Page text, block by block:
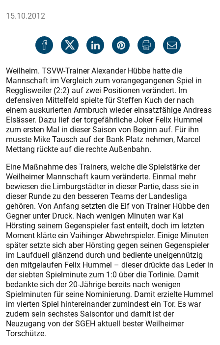
15.10.2012
Weilheim. TSVW-Trainer Alexander Hübbe hatte die
Mannschaft im Vergleich zum vorangegangenen Spiel in
Regglisweiler (2:2) auf zwei Positionen verändert. Im
defensiven Mittelfeld spielte für Steffen Kuch der nach
einem auskurierten Armbruch wieder einsatzfähige Andreas
Elsässer. Dazu lief der torgefährliche Joker Felix Hummel
zum ersten Mal in dieser Saison von Beginn auf. Für ihn
musste Mike Tausch auf der Bank Platz nehmen, Marcel
Mettang rückte auf die rechte Außenbahn.
Eine Maßnahme des Trainers, welche die Spielstärke der
Weilheimer Mannschaft kaum veränderte. Einmal mehr
bewiesen die Limburgstädter in dieser Partie, dass sie in
dieser Runde zu den besseren Teams der Landesliga
gehören. Von Anfang setzten die Elf von Trainer Hübbe den
Gegner unter Druck. Nach wenigen Minuten war Kai
Hörsting seinem Gegenspieler fast enteilt, doch im letzten
Moment klärte ein Vaihinger Abwehrspieler. Einige Minuten
später setzte sich aber Hörsting gegen seinen Gegenspieler
im Laufduell glänzend durch und bediente uneigennützig
den mitgelaufen Felix Hummel – dieser drückte das Leder in
der siebten Spielminute zum 1:0 über die Torlinie. Damit
bedankte sich der 20-Jährige bereits nach wenigen
Spielminuten für seine Nominierung. Damit erzielte Hummel
im vierten Spiel hintereinander zumindest ein Tor. Es war
zudem sein sechstes Saisontor und damit ist der
Neuzugang von der SGEH aktuell bester Weilheimer
Torschütze.